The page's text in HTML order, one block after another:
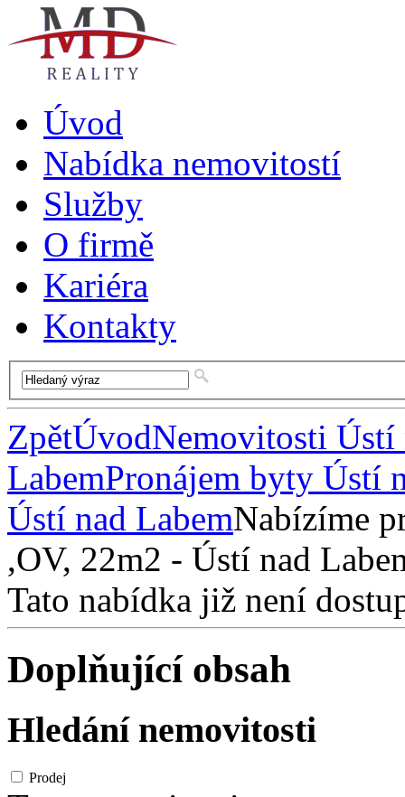
Úvod
Nabídka nemovitostí
Služby
O firmě
Kariéra
Kontakty
ZpětÚvodNemovitosti Ústí
LabemPronájem byty Ústí
Ústí nad LabemNabízíme
,OV, 22m2 - Ústí nad
Tato nabídka již není
Doplňující obsah
Hledání nemovitosti
Prodej